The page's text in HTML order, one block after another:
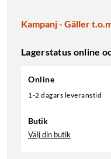
Kampanj - Gäller
Lagerstatus online
Online
1-2 dagars leveranstid
Butik
Välj din butik